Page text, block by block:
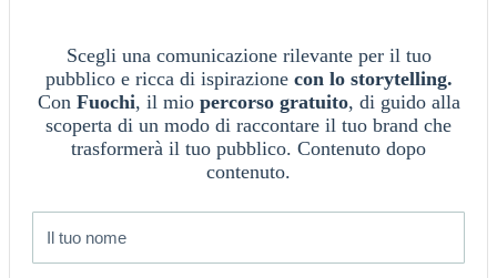
Scegli una comunicazione rilevante per il tuo
pubblico e ricca di ispirazione con lo storytelling.
ConFuochi, il mio percorso gratuito, di guido alla
scoperta di un modo di raccontare il tuo brand che
trasformerà il tuo pubblico. Contenuto dopo
contenuto.